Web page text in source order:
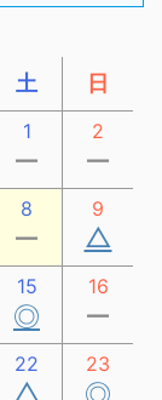
土 日
1
ー
2
ー
8
ー
9
△
15
◎
16
ー
22
△
23
◎